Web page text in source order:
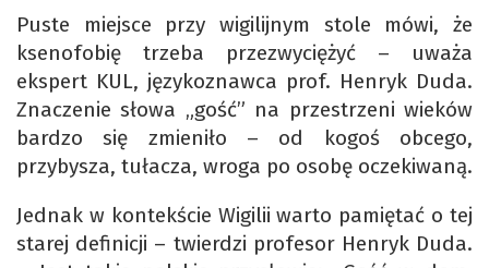
Puste miejsce przy wigilijnym stole mówi, że
ksenofobię trzeba przezwyciężyć – uważa
ekspert KUL, językoznawca prof. Henryk Duda.
Znaczenie słowa „gość” na przestrzeni wieków
bardzo się zmieniło – od kogoś obcego,
przybysza, tułacza, wroga po osobę oczekiwaną.
Jednak w kontekście Wigilii warto pamiętać o tej
starej definicji – twierdzi profesor Henryk Duda.